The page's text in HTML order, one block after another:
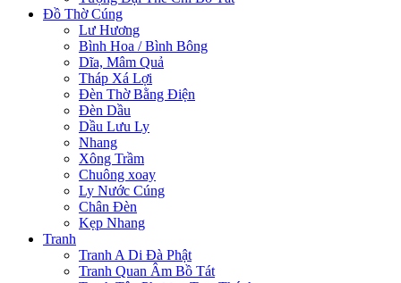
Đồ Thờ Cúng
Lư Hương
Bình Hoa / Bình Bông
Dĩa, Mâm Quả
Tháp Xá Lợi
Đèn Thờ Bằng Điện
Đèn Dầu
Dầu Lưu Ly
Nhang
Xông Trầm
Chuông xoay
Ly Nước Cúng
Chân Đèn
Kẹp Nhang
Tranh
Tranh A Di Đà Phật
Tranh Quan Âm Bồ Tát